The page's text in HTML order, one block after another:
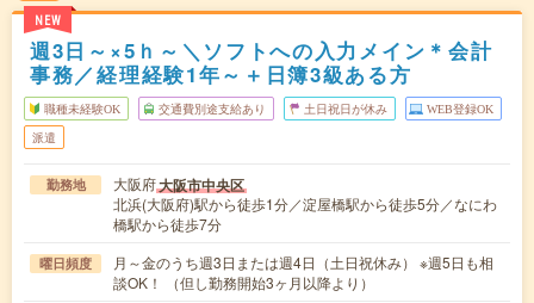
NEW
週3日～×5ｈ～＼ソフトへの入力メイン＊会計
事務／経理経験1年～＋日簿3級ある方
職種未経験OK 交通費別途支給あり 土日祝日が休み WEB登録OK
派遣
勤務地 大阪府大阪市中央区
北浜(大阪府)駅から徒歩1分／淀屋橋駅から徒歩5分／なにわ
橋駅から徒歩7分
曜日頻度
月～金のうち週3日または週4日（土日祝休み） ※週5日も相
談OK！ （但し勤務開始3ヶ月以降より）